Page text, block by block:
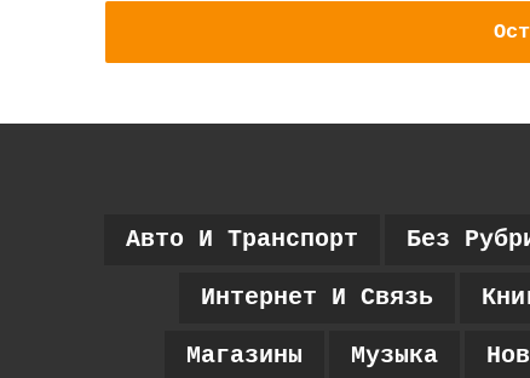
Авто И Транспорт Без
Интернет И Связь
Магазины Музыка